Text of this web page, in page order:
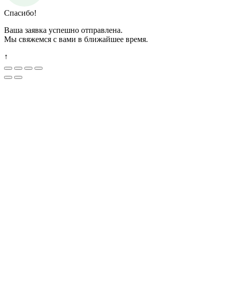
Спасибо!
Ваша заявка успешно отправлена.
Мы свяжемся с вами в ближайшее время.
↑